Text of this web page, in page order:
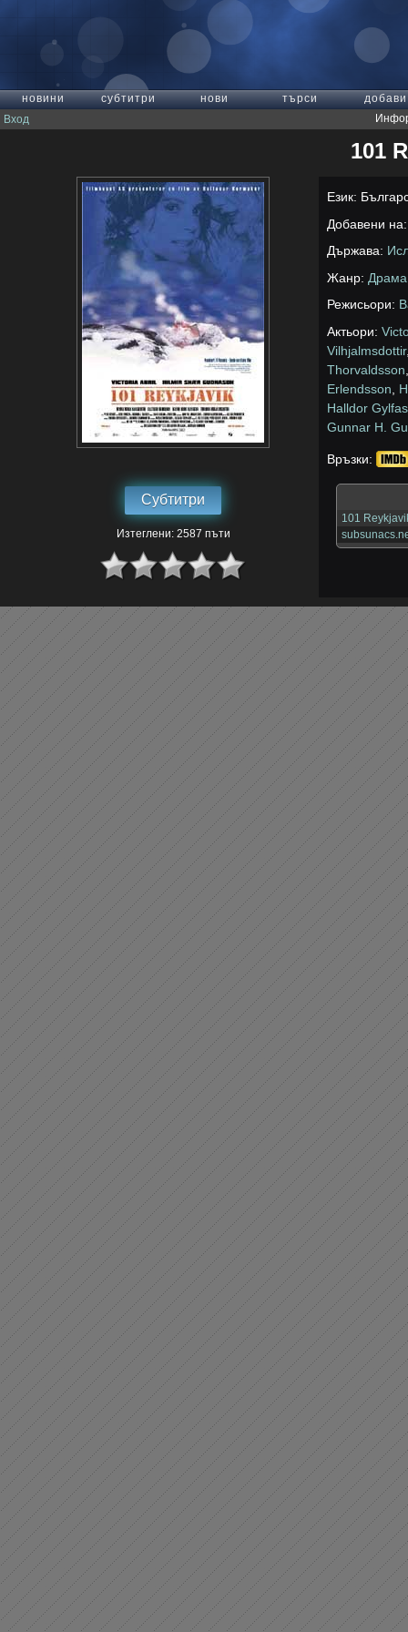
новини субтитри нови търси
добави
Вход
101
Субтитри
Изтеглени: 2587 пъти
Език:
Добавени
Държава:
Жанр: Драма
Режисьори:
Актьори:
Vilhjalmsdottir
Thorvaldsson
Erlendsson
Halldor
Gunnar H.
Връзки:
101